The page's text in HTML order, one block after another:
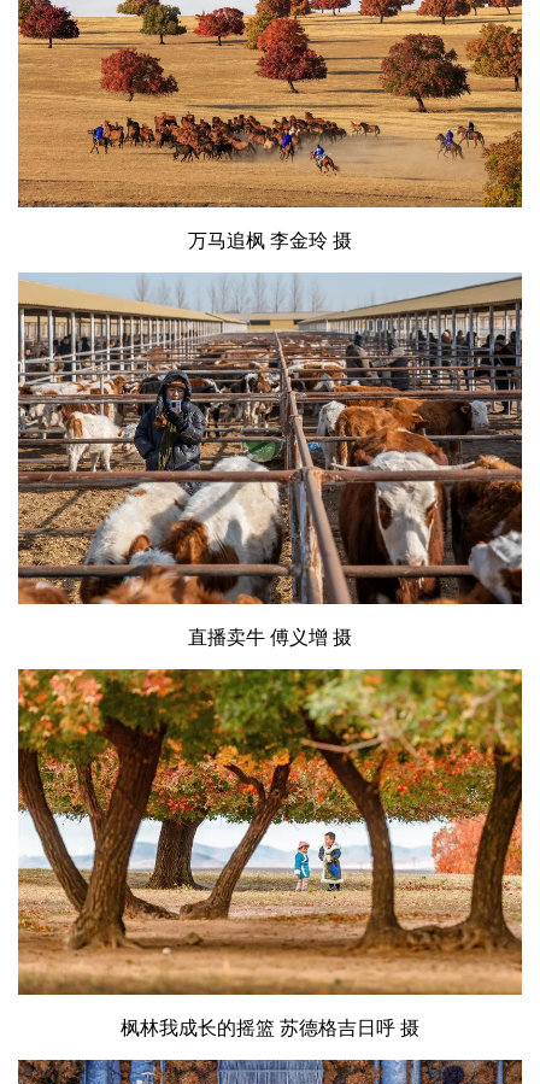
万马追枫 李金玲 摄
直播卖牛 傅义增 摄
枫林我成长的摇篮 苏德格吉日呼 摄